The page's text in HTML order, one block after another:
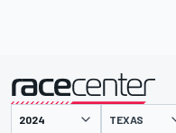
presentado por TEXAS